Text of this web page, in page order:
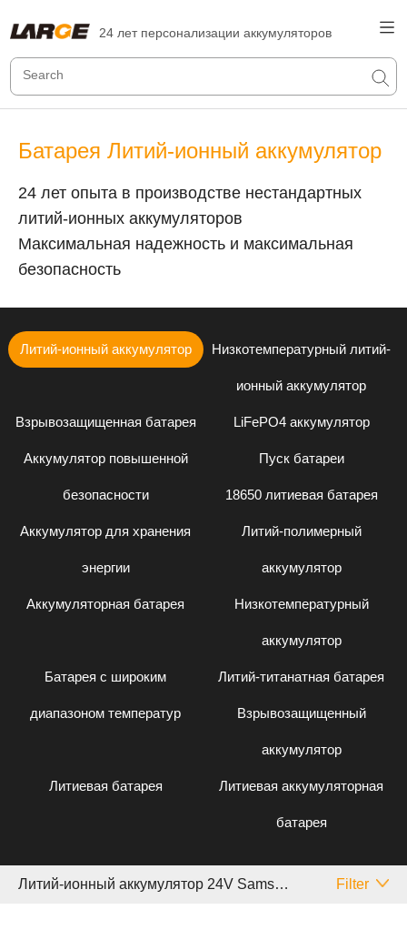
24 лет персонализации аккумуляторов
Батарея Литий-ионный аккумулятор
24 лет опыта в производстве нестандартных
литий-ионных аккумуляторов
Максимальная надежность и максимальная
безопасность
Литий-ионный аккумулятор Низкотемпературный литий-
ионный аккумулятор
Взрывозащищенная батарея LiFePO4 аккумулятор
Аккумулятор повышенной
безопасности
Пуск батареи
18650 литиевая батарея
Аккумулятор для хранения
энергии
Литий-полимерный
аккумулятор
Аккумуляторная батарея Низкотемпературный
аккумулятор
Батарея с широким
диапазоном температур
Литий-титанатная батарея
Взрывозащищенный
аккумулятор
Литиевая батарея Литиевая аккумуляторная
батарея
Литий-ионный аккумулятор 24V Samsung Filter